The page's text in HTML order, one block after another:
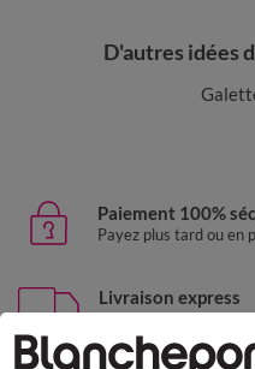
D'autres idées
Paiement 100%
Payez plus tard ou en
Livraison express
domicile, relais,